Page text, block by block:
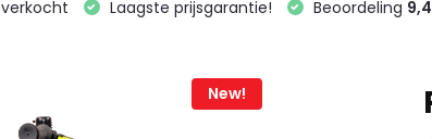
verkocht Laagste prijsgarantie! Beoordeling
New!